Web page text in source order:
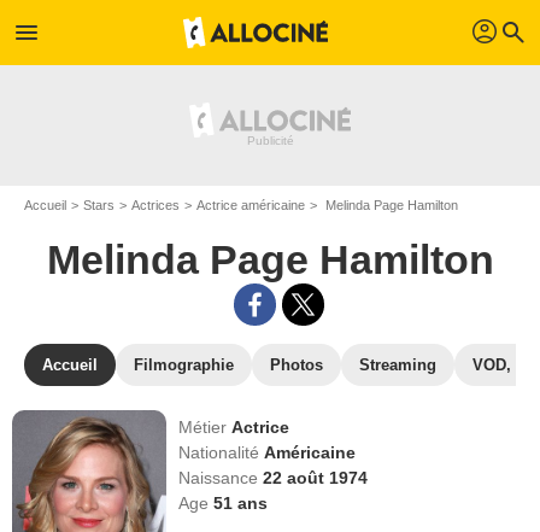
menu profil search
Accueil Stars Actrices Actrice américaine Melinda Page Hamilton
Melinda Page Hamilton
Accueil Filmographie Photos Streaming VOD,
MétierActrice
NationalitéAméricaine
Naissance22 août 1974
Age51 ans